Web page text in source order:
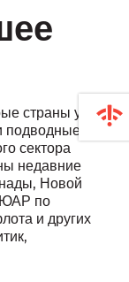
страны уже
подводные
сектора
недавние
Новой
по
и других